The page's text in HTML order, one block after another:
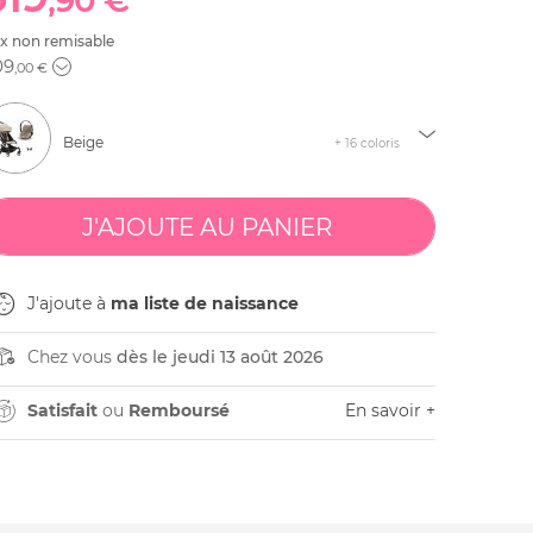
non remisable
,00 €
Beige + 16 coloris
J'ajoute à ma liste de naissance
Chez vous dès le jeudi 13 août 2026
Satisfaitou Remboursé En savoir +